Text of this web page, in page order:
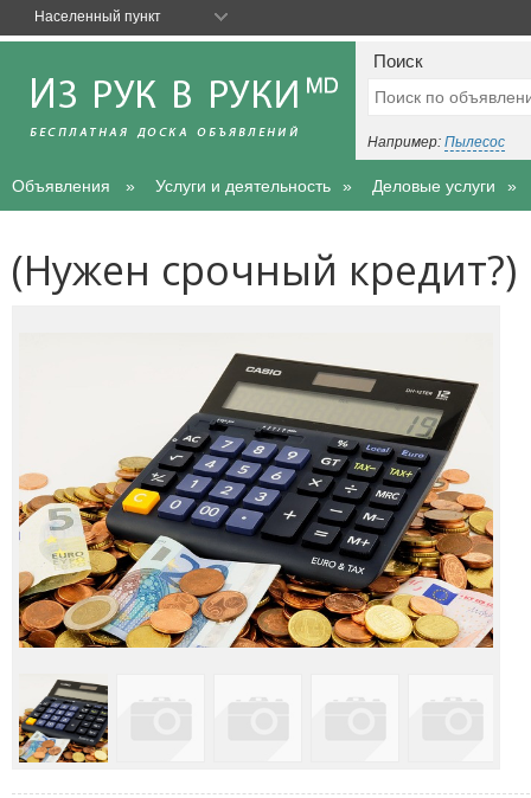
Поиск
Например: Пылесос
Объявления Услуги и деятельность Деловые услуги
(Нужен срочный кредит?)
Населенный пункт